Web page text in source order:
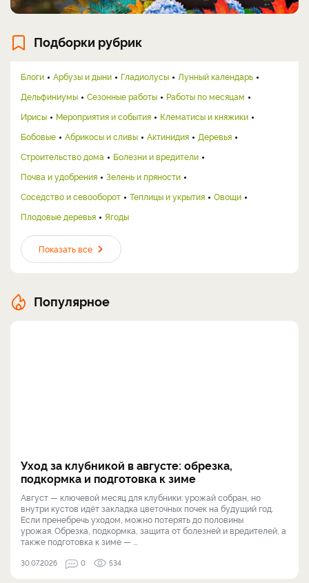
Подборки рубрик
Блоги Арбузы и дыни Гладиолусы
Лунный календарь
Дельфиниумы
Сезонные работы
Работы по месяцам
Ирисы
Мероприятия и события
Клематисы и княжики
Бобовые
Абрикосы и сливы Актинидия
Деревья
Строительство дома
Болезни и вредители
Почва и удобрения
Зелень и пряности
Соседство и севооборот
Теплицы и укрытия
Овощи
Плодовые деревья
Ягоды
Показать все
Популярное
Уход за клубникой в августе: обрезка,
подкормка и подготовка к зиме
Август — ключевой месяц для клубники: урожай собран, но
внутри кустов идёт закладка цветочных почек на будущий год.
Если пренебречь уходом, можно потерять до половины
урожая. Обрезка, подкормка, защита от болезней и вредителей, а
также подготовка к зиме — ...
30.07.2026 0 534